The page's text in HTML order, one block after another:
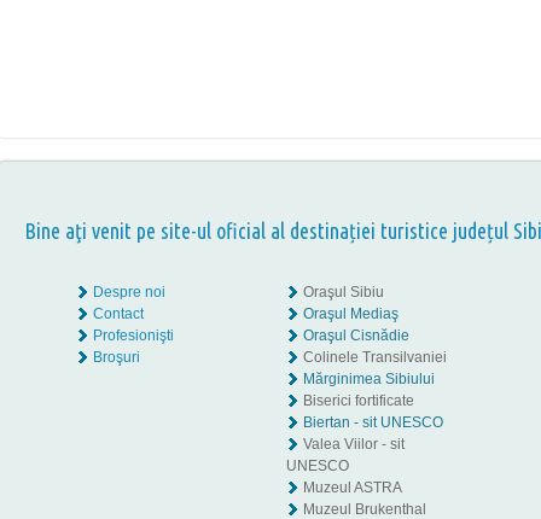
Bine aţi venit pe site-ul oficial al destinației turistice județul
Despre noi
Contact
Profesionişti
Broşuri
Oraşul Sibiu
Oraşul Mediaş
Oraşul Cisnădie
Colinele Transilvaniei
Mărginimea Sibiului
Biserici fortificate
Biertan - sit UNESCO
Valea Viilor - sit
UNESCO
Muzeul ASTRA
Muzeul Brukenthal